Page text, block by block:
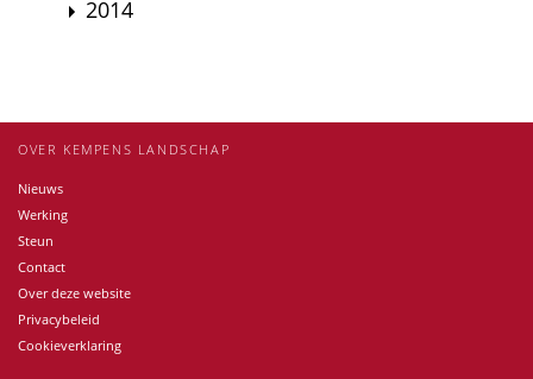
2014
OVER KEMPENS LANDSCHAP
Nieuws
Werking
Steun
Contact
Over deze website
Privacybeleid
Cookieverklaring